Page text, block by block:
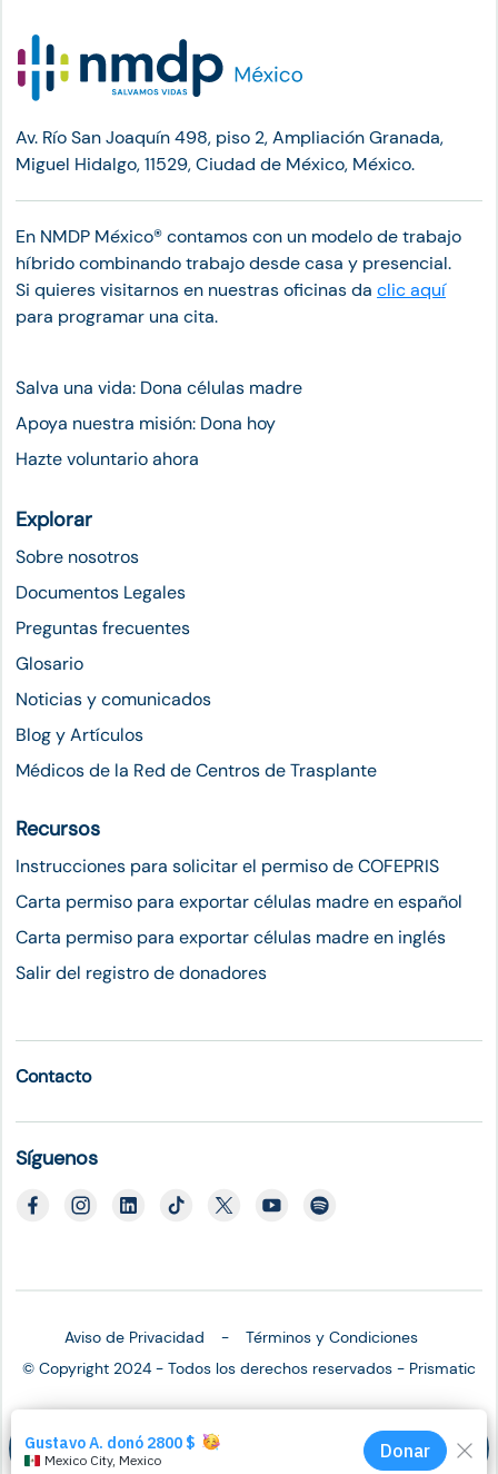
Salva una vida Corre
Av. Río San Joaquín 498, piso 2, Ampliación Granada,
Miguel Hidalgo, 11529, Ciudad de México, México.
En NMDP México®︎ contamos con un modelo de trabajo
híbrido combinando trabajo desde casa y presencial.
Si quieres visitarnos en nuestras oficinas da clic aquí
para programar una cita.
Salva una vida: Dona células madre
Apoya nuestra misión: Dona hoy
Hazte voluntario ahora
Explorar
Sobre nosotros
Documentos Legales
Preguntas frecuentes
Glosario
Noticias y comunicados
Blog y Artículos
Médicos de la Red de Centros de Trasplante
Recursos
Instrucciones para solicitar el permiso de COFEPRIS
Carta permiso para exportar células madre en español
Carta permiso para exportar células madre en inglés
Salir del registro de donadores
Contacto
Síguenos
Aviso de Privacidad
Términos y Condiciones
© Copyright 2024 - Todos los derechos reservados - Prismatic